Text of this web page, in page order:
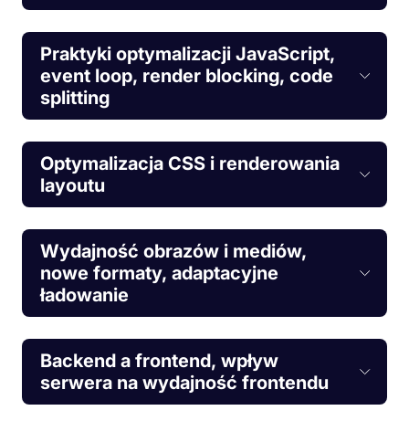
Praktyki optymalizacji JavaScript,
event loop, render blocking, code
splitting
Optymalizacja CSS i renderowania
layoutu
Wydajność obrazów i mediów,
nowe formaty, adaptacyjne
ładowanie
Backend a frontend, wpływ
serwera na wydajność frontendu